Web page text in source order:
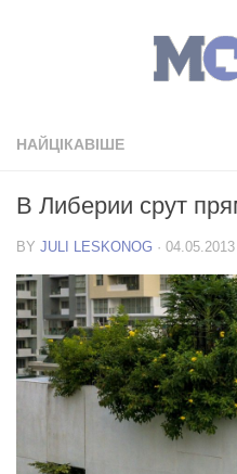
НАЙЦІКАВІШЕ
В Либерии срут
BY JULI LESKONOG · 04.05.2013